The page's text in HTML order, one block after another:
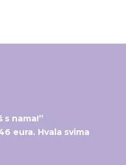
s nama!”
eura. Hvala svima